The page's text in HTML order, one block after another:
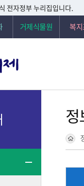
전자정부 누리집입니다.
거제식물원 복